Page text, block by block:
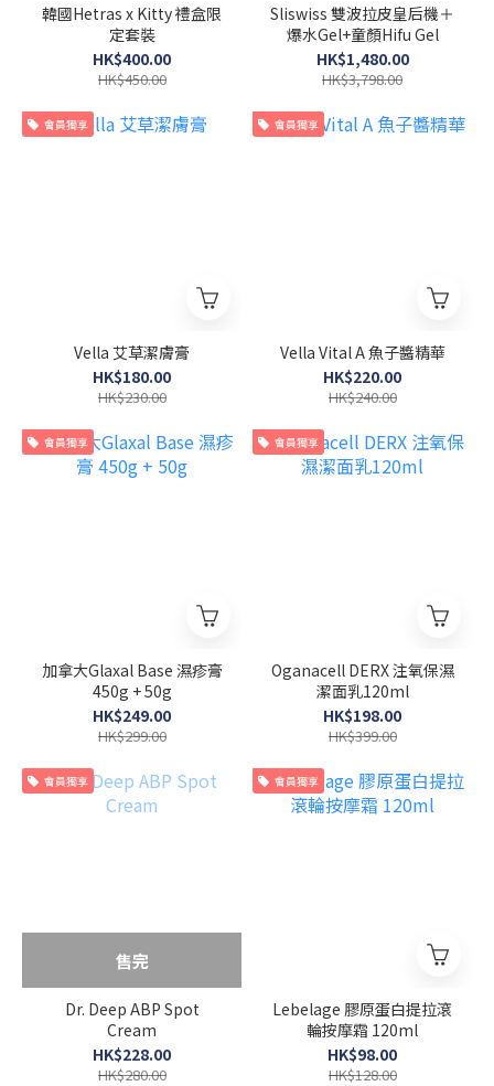
韓國Hetras x Kitty 禮盒限
定套裝
HK$400.00
HK$450.00
Sliswiss 雙波拉皮皇后機＋
爆水Gel+童顏Hifu Gel
HK$1,480.00
HK$3,798.00
會員獨享
Vella 艾草潔膚膏
HK$180.00
HK$230.00
會員獨享
Vella Vital A 魚子醬精華
HK$220.00
HK$240.00
會員獨享
加拿大Glaxal Base 濕疹膏
450g + 50g
HK$249.00
HK$299.00
會員獨享
Oganacell DERX 注氧保濕
潔面乳120ml
HK$198.00
HK$399.00
會員獨享
售完
Dr. Deep ABP Spot
Cream
HK$228.00
HK$280.00
會員獨享
Lebelage 膠原蛋白提拉滾
輪按摩霜 120ml
HK$98.00
HK$128.00